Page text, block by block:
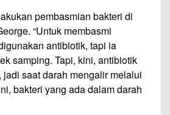
pembasmian bakteri di
“Untuk membasmi
antibiotik, tapi ia
samping. Tapi, kini, antibiotik
jadi saat darah mengalir melalui
bakteri yang ada dalam darah